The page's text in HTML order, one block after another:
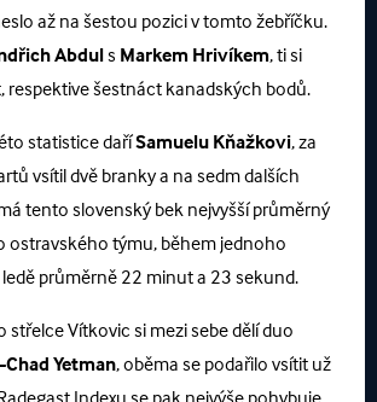
až na šestou pozici v tomto žebříčku.
Abduls Markem Hrivíkem, ti si
respektive šestnáct kanadských bodů.
statistice daříSamuelu Kňažkovi, za
vsítil dvě branky a na sedm dalších
tento slovenský bek nejvyšší průměrný
ostravského týmu, během jednoho
průměrně 22 minut a 23 sekund.
střelce Vítkovic si mezi sebe dělí duo
Yetman, oběma se podařilo vsítit už
Indexu se pak nejvýše pohybuje